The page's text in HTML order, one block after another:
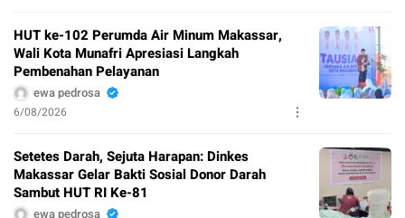
HUT ke-102 Perumda Air Minum Makassar,
Wali Kota Munafri Apresiasi Langkah
Pembenahan Pelayanan
ewa pedrosa
6/08/2026
Setetes Darah, Sejuta Harapan: Dinkes
Makassar Gelar Bakti Sosial Donor Darah
Sambut HUT RI Ke-81
ewa pedrosa